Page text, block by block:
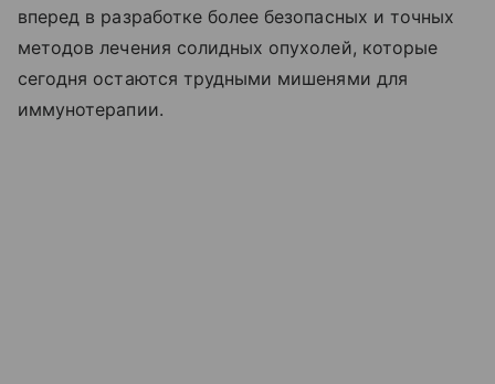
вперед в разработке более безопасных и точных
методов лечения солидных опухолей, которые
сегодня остаются трудными мишенями для
иммунотерапии.